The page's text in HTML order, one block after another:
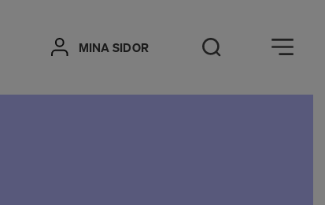
MINA SIDOR Öppna sök
Öppna meny